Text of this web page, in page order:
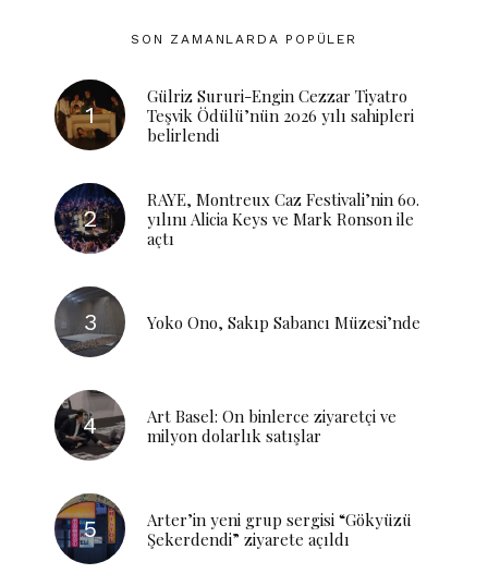
SON ZAMANLARDA POPÜLER
Gülriz Sururi-Engin Cezzar Tiyatro
Teşvik Ödülü’nün 2026 yılı sahipleri
belirlendi
RAYE, Montreux Caz Festivali’nin 60.
yılını Alicia Keys ve Mark Ronson ile
açtı
Yoko Ono, Sakıp Sabancı Müzesi’nde
Art Basel: On binlerce ziyaretçi ve
milyon dolarlık satışlar
Arter’in yeni grup sergisi “Gökyüzü
Şekerdendi” ziyarete açıldı